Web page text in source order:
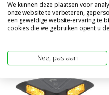
(€115,66 excl. BTW)
We kunnen deze plaatsen voor
onze website te verbeteren,
een geweldige website-ervaring te
cookies die we gebruiken opent u
Nee, pas aan